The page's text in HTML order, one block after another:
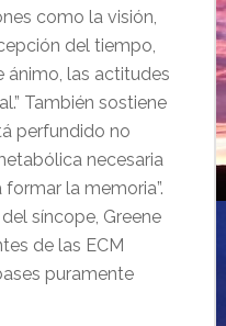
como la visión,
del tiempo,
ánimo, las actitudes
También sostiene
perfundido no
necesaria
la memoria”.
síncope, Greene
de las ECM
puramente